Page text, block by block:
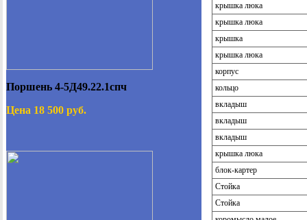
Поршень 4-5Д49.22.1спч
Цена 18 500 руб.
крышка люка
крышка люка
крышка
крышка люка
корпус
кольцо
вкладыш
вкладыш
вкладыш
крышка люка
блок-картер
Стойка
Стойка